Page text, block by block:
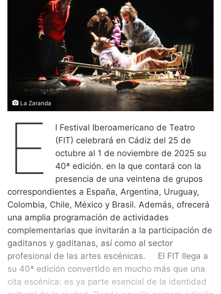
La Zaranda
E
l Festival Iberoamericano de Teatro
(FIT) celebrará en Cádiz del 25 de
octubre al 1 de noviembre de 2025 su
40ª edición. en la que contará con la
presencia de una veintena de grupos
correspondientes a España, Argentina, Uruguay,
Colombia, Chile, México y Brasil. Además, ofrecerá
una amplia programación de actividades
complementarias que invitarán a la participación de
gaditanos y gaditanas, así como al sector
profesional de las artes escénicas. El FIT llega a
su 40ª edición convertido en mucho más que una
cita escénica: es ya parte esencial de la identidad